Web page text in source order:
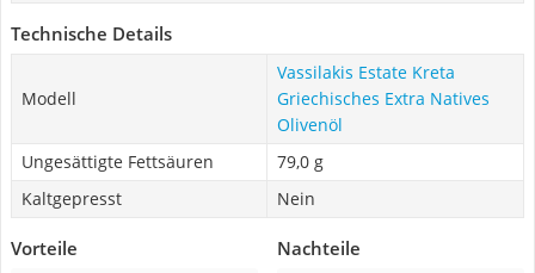
Technische Details
Modell
Vassilakis Estate Kreta
Griechisches Extra Natives
Olivenöl
Ungesättigte Fettsäuren
79,0 g
Kaltgepresst
Nein
Vorteile Nachteile